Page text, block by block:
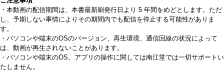
・本動画の配信期間は、本書最新刷発行日より 5 年間をめどとします。ただ
し、予期しない事情によりその期間内でも配信を停止する可能性がありま
す。
・パソコンや端末のOSのバージョン、再生環境、通信回線の状況によって
は、動画が再生されないことがあります。
・パソコンや端末のOS、アプリの操作に関しては南江堂では一切サポートい
たしません。